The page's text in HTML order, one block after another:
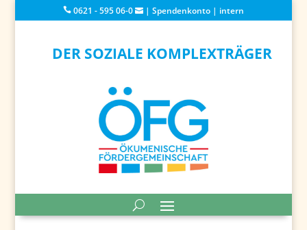
0621 - 595 06-0 | Spendenkonto| intern
DER SOZIALE KOMPLEXTRÄGER